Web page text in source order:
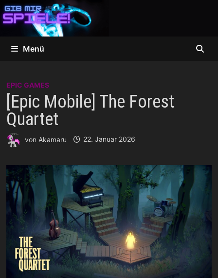
Zum
Inhalt
springen
Menü
EPIC GAMES
[Epic Mobile] The Forest
Quartet
von Akamaru 22. Januar 2026